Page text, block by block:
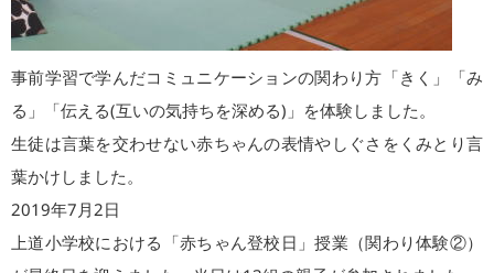
事前学習で学んだコミュニケーションの関わり方「きく」「み
る」「伝える(互いの気持ちを深める)」を体験しました。
生徒は言葉を交わせない赤ちゃんの表情やしぐさをくみとり言
葉かけしました。
2019年7月2日
上道小学校における「赤ちゃん登校日」授業（関わり体験②）